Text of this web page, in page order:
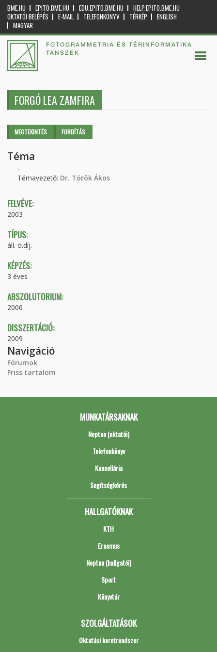
BME.HU EPITO.BME.HU EDU.EPITO.BME.HU
HELP.EPITO.BME.HU
OKTATÓI BELÉPÉS
E-MAIL TELEFONKÖNYV TÉRKÉP
ENGLISH
MAGYAR
FOTOGRAMMETRIA ÉS TÉRINFORMATIKA
TANSZÉK
FORGÓ LEA ZAMFIRA
Elsődleges fülek
MEGTEKINTÉS (AKTÍVFORDÍTÁS
Téma
-
Témavezető: Dr. Török Ákos
FELVÉVE:
2003
TÍPUS:
áll. ö.díj.
KÉPZÉS:
3 éves
ABSZOLUTORIUM:
2006
DISSZERTÁCIÓ:
2009
Navigáció
Fórumok
Friss tartalom
MUNKATÁRSAKNAK
Neptun (oktatói)
Telefonkönyv
Kancellária
Segítségkérés
HALLGATÓKNAK
KTH
Erasmus
Neptun (hallgatói)
Sport
Könyvtár
SZOLGÁLTATÁSOK
Oktatási keretrendszer